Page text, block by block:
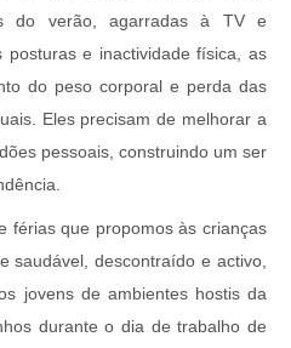
do verão, agarradas à TV e
posturas e inactividade física, as
do peso corporal e perda das
Eles precisam de melhorar a
pessoais, construindo um ser
férias que propomos às crianças
saudável, descontraído e activo,
jovens de ambientes hostis da
durante o dia de trabalho de